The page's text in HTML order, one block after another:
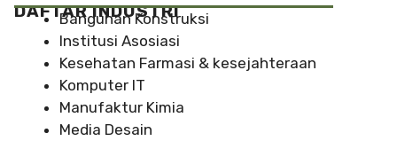
DAFTAR INDUSTRI
Bangunan Konstruksi
Institusi Asosiasi
Kesehatan Farmasi & kesejahteraan
Komputer IT
Manufaktur Kimia
Media Desain